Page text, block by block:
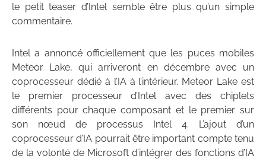
le petit teaser d’Intel semble être plus qu’un simple
commentaire.
Intel a annoncé officiellement que les puces mobiles
Meteor Lake, qui arriveront en décembre avec un
coprocesseur dédié à l’IA à l’intérieur. Meteor Lake est
le premier processeur d’Intel avec des chiplets
différents pour chaque composant et le premier sur
son nœud de processus Intel 4. L’ajout d’un
coprocesseur d’IA pourrait être important compte tenu
de la volonté de Microsoft d’intégrer des fonctions d’IA